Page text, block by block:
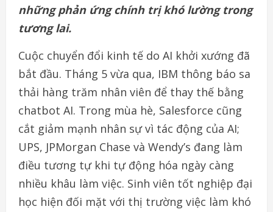
những phản ứng chính trị khó lường trong
tương lai.
Cuộc chuyển đổi kinh tế do AI khởi xướng đã
bắt đầu. Tháng 5 vừa qua, IBM thông báo sa
thải hàng trăm nhân viên để thay thế bằng
chatbot AI. Trong mùa hè, Salesforce cũng
cắt giảm mạnh nhân sự vì tác động của AI;
UPS, JPMorgan Chase và Wendy’s đang làm
điều tương tự khi tự động hóa ngày càng
nhiều khâu làm việc. Sinh viên tốt nghiệp đại
học hiện đối mặt với thị trường việc làm khó